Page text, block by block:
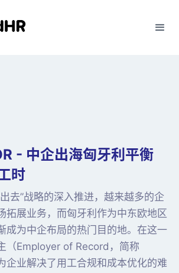
- 中企出海匈牙利平衡
时
去”战略的深入推进，越来越多的企
拓展业务，而匈牙利作为中东欧地区
成为中企布局的热门目的地。在这一
（Employer of Record，简称
企业解决了用工合规和成本优化的难